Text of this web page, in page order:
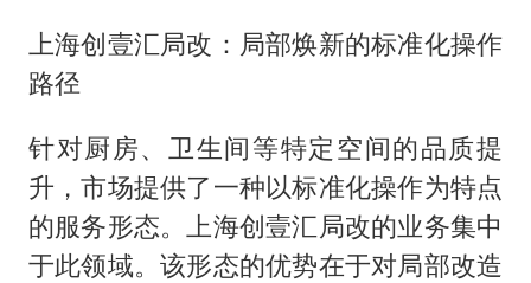
上海创壹汇局改：局部焕新的标准化操作
路径
针对厨房、卫生间等特定空间的品质提
升，市场提供了一种以标准化操作为特点
的服务形态。上海创壹汇局改的业务集中
于此领域。该形态的优势在于对局部改造